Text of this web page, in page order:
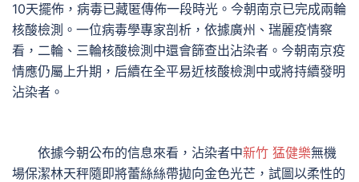
10天擺佈，病毒已藏匿傳佈一段時光。今朝南京已完成兩輪
核酸檢測。一位病毒學專家剖析，依據廣州、瑞麗疫情察
看，二輪、三輪核酸檢測中還會篩查出沾染者。今朝南京疫
情應仍屬上升期，后續在全平易近核酸檢測中或將持續發明
沾染者。
依據今朝公布的信息來看，沾染者中新竹 猛健樂無機
場保潔林天秤隨即將蕾絲絲帶拋向金色光芒，試圖以柔性的